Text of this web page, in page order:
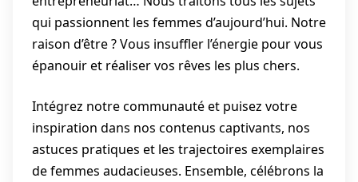
qui passionnent les femmes d’aujourd’hui. Notre
raison d’être ? Vous insuffler l’énergie pour vous
épanouir et réaliser vos rêves les plus chers.
Intégrez notre communauté et puisez votre
inspiration dans nos contenus captivants, nos
astuces pratiques et les trajectoires exemplaires
de femmes audacieuses. Ensemble, célébrons la